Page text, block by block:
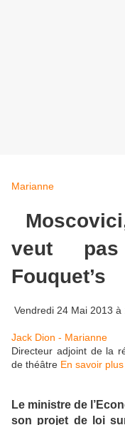
Marianne
veut
Fouquet’s
Vendredi 24 Mai 2013 à
Jack Dion - Marianne
Directeur adjoint de la
de théâtre En savoir
Le ministre de
son projet de loi